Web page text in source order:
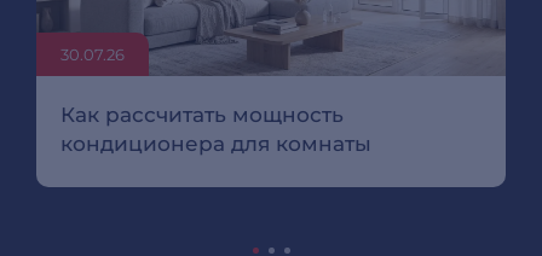
30.07.26
Как рассчитать мощность
кондиционера для комнаты